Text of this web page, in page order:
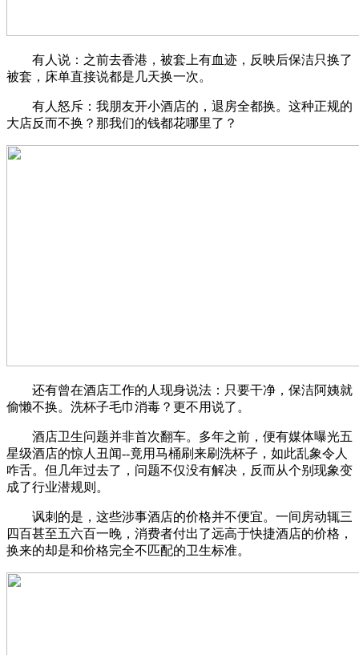
有人说：之前去香港，被套上有血迹，反映后保洁只换了
被套，床单直接说都是几天换一次。
有人怒斥：我朋友开小酒店的，退房全都换。这种正规的
大店反而不换？那我们的钱都花哪里了？
还有曾在酒店工作的人现身说法：只要干净，保洁阿姨就
偷懒不换。洗杯子毛巾消毒？更不用说了。
酒店卫生问题并非首次翻车。多年之前，便有媒体曝光五
星级酒店的惊人丑闻--竟用马桶刷来刷洗杯子，如此乱象令人
咋舌。但几年过去了，问题不仅没有解决，反而从个别现象变
成了行业潜规则。
讽刺的是，这些涉事酒店的价格并不便宜。一间房动辄三
四百甚至五六百一晚，消费者付出了远高于快捷酒店的价格，
换来的却是和价格完全不匹配的卫生标准。